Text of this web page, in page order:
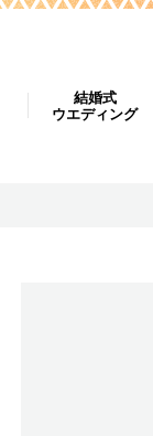
結婚式
ウエディング